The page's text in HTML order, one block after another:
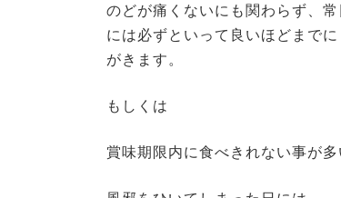
のどが痛くないにも関わらず、
には必ずといって良いほどまで
がきます。
もしくは
賞味期限内に食べきれない事が